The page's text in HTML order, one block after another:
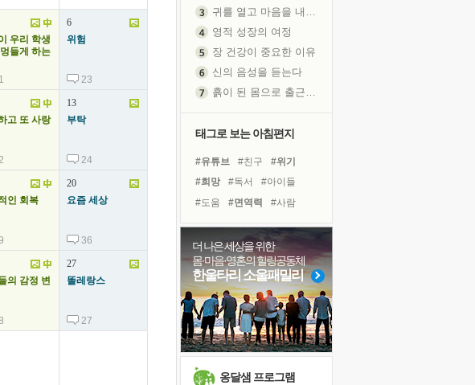
우리 학생
들게 하는
6
위험
23
고 또 사랑
13
부탁
24
인 회복
20
요즘 세상
36
의 감정 변
27
똘레랑스
27
귀를 열고 마음을 내어주고
영적 성장의 여정
장 건강이 중요한 이유
신의 음성을 듣는다
흙이 된 몸으로 출근하는 여자
졸업식 사진을 보며
아픈 아버지를 위한 공간 설계
극심한 변비, 어깨결림, 수면 장애
보고 싶은 어머니
유년 시절의 부산 영도 바다
못된 꼰대들
거울 속의 나
희망이란
태그로 보는 아침편지
#유튜브 #친구
#위기
#희망
#독서
#아이들
#도움
#면역력
#사람
#독서캠프
#힐링
#건강
#극복
#선택
#링컨학교
#경험
#계획
#바이러스
#리더
#나눔 #비전캠프
더 나은 세상을 위한
몸·마음·영혼의 힐링공동체
한울타리 소울패밀리
옹달샘 프로그램